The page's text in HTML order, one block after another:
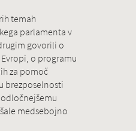
temah
parlamenta v
govorili o
o programu
za pomoč
brezposelnosti
medsebojno